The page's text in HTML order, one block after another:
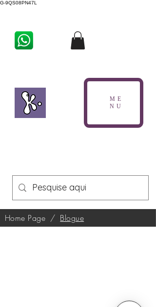
G-9QS08PN47L
ME
NU
Home Page / Blogue